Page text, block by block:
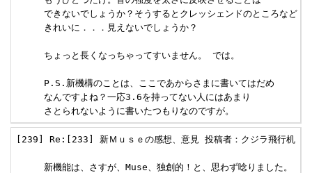
     できないでしょうか？そうするとクレッシェンドのところなど
     きれいに．．．見えないでしょうか？
     ちょっと長くなっちゃってすいません。 では。
     P.S.新機構のことは、ここであからさまに書いてはだめ
     なんですよね？一応3.6を持ってない人にはあまり
     さとられないように書いたつもりなのですが。
[239] Re:[233] 新Ｍｕｓｅの感想、意見 投稿者：クジラ飛行
     新機能は、さすが、Muse、独創的！と、思わず唸りました。